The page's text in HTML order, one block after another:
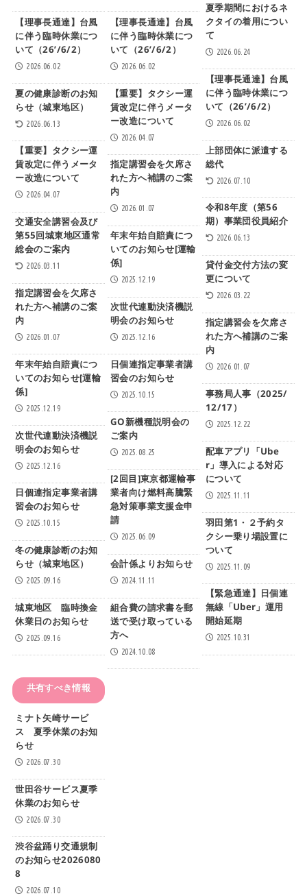
【理事長通達】台風
に伴う臨時休業につ
いて（26’/6/2）
2026.06.02
夏の健康診断のお知
らせ（城東地区）
2026.06.13
【重要】タクシー運
賃改定に伴うメータ
ー改造について
2026.04.07
交通安全講習会及び
第55回城東地区通常
総会のご案内
2026.03.11
指定講習会を欠席さ
れた方へ補講のご案
内
2026.01.07
年末年始自賠責につ
いてのお知らせ[運輸
係]
2025.12.19
次世代連動決済機説
明会のお知らせ
2025.12.16
日個連指定事業者講
習会のお知らせ
2025.10.15
冬の健康診断のお知
らせ（城東地区）
2025.09.16
城東地区 臨時換金
休業日のお知らせ
2025.09.16
【理事長通達】台風
に伴う臨時休業につ
いて（26’/6/2）
2026.06.02
【重要】タクシー運
賃改定に伴うメータ
ー改造について
2026.04.07
指定講習会を欠席さ
れた方へ補講のご案
内
2026.01.07
年末年始自賠責につ
いてのお知らせ[運輸
係]
2025.12.19
次世代連動決済機説
明会のお知らせ
2025.12.16
日個連指定事業者講
習会のお知らせ
2025.10.15
GO新機種説明会の
ご案内
2025.08.25
[2回目]東京都運輸事
業者向け燃料高騰緊
急対策事業支援金申
請
2025.06.09
会計係よりお知らせ
2024.11.11
組合費の請求書を郵
送で受け取っている
方へ
2024.10.08
夏季期間におけるネ
クタイの着用につい
て
2026.06.24
【理事長通達】台風
に伴う臨時休業につ
いて（26’/6/2）
2026.06.02
上部団体に派遣する
総代
2026.07.10
令和8年度（第56
期）事業団役員紹介
2026.06.13
貸付金交付方法の変
更について
2026.03.22
指定講習会を欠席さ
れた方へ補講のご案
内
2026.01.07
事務局人事（2025/
12/17）
2025.12.22
配車アプリ「Ube
r」導入による対応
について
2025.11.11
羽田第1・２予約タ
クシー乗り場設置に
ついて
2025.11.09
【緊急通達】日個連
無線「Uber」運用
開始延期
2025.10.31
共有すべき情報
ミナト矢崎サービ
ス 夏季休業のお知
らせ
2026.07.30
世田谷サービス夏季
休業のお知らせ
2026.07.30
渋谷盆踊り交通規制
のお知らせ2026080
8
2026.07.10